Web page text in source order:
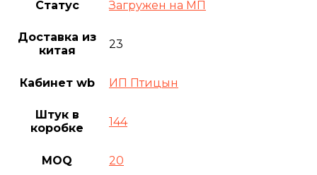
Статус Загружен на МП
Доставка из
китая
23
Кабинет wb ИП Птицын
Штук в
коробке
144
MOQ 20